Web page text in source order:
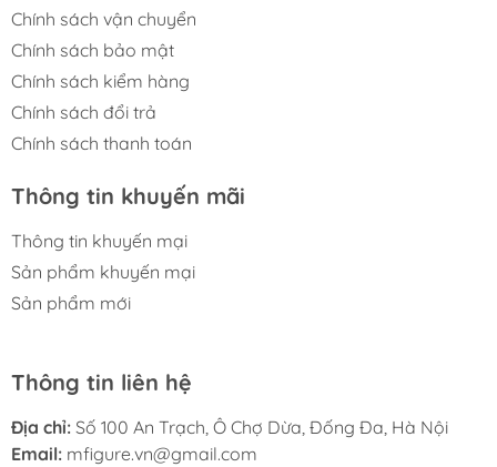
Chính sách vận chuyển
Chính sách bảo mật
Chính sách kiểm hàng
Chính sách đổi trả
Chính sách thanh toán
Thông tin khuyến mãi
Thông tin khuyến mại
Sản phẩm khuyến mại
Sản phẩm mới
Thông tin liên hệ
Địa chỉ: Số 100 An Trạch, Ô Chợ Dừa, Đống Đa, Hà Nội
Email: mfigure.vn@gmail.com